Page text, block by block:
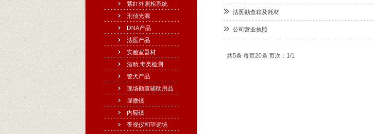
紫红外照相系统
刑侦光源
DNA产品
法医产品
实验室器材
酒精,毒类检测
警犬产品
现场勘查辅助用品
显微镜
内窥镜
夜视仪和望远镜
法医勘查箱及耗材
公司营业执照
共5条 每页20条 页次：1/1